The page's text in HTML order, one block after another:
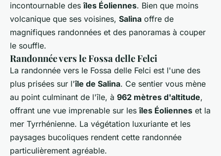
incontournable desîles Éoliennes. Bien que moins
volcanique que ses voisines, Salina offre de
magnifiques randonnées et des panoramas à couper
le souffle.
Randonnée vers le Fossa delle Felci
La randonnée vers le Fossa delle Felci est l'une des
plus prisées sur l'île de Salina. Ce sentier vous mène
au point culminant de l'île, à 962 mètres d'altitude,
offrant une vue imprenable sur lesîles Éoliennes et la
mer Tyrrhénienne. La végétation luxuriante et les
paysages bucoliques rendent cette randonnée
particulièrement agréable.